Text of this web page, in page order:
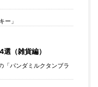
ー」
（雑貨編）
「パンダミルクタンブラ